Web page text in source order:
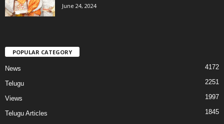
June 24, 2024
POPULAR CATEGORY
News 4172
Telugu 2251
Views 1997
Telugu Articles
1845